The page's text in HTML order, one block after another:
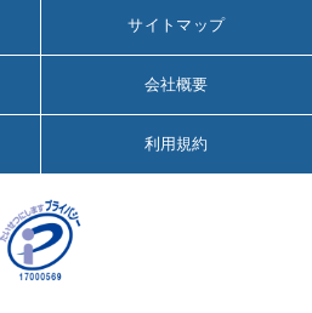
サイトマップ
会社概要
利用規約